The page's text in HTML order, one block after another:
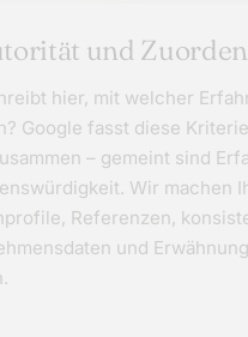
und
hier, mit welcher
Google fasst diese
– gemeint sind
Wir machen
Referenzen,
und